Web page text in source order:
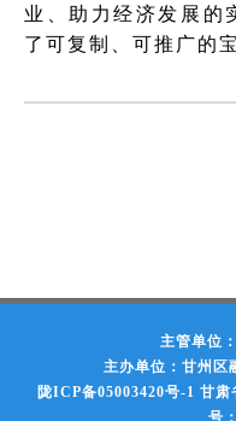
业、助力经济发展的
了可复制、可推广的
主管单位
主办单位：甘州区
陇ICP备05003420号-1 甘肃
号